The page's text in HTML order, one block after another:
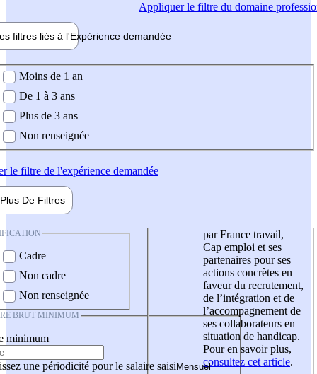
Appliquerle filtre du domaine
filtres liés à l'Expérience demandée
demandée
Moins de 1 an
De 1 à 3 ans
Plus de 3 ans
Non renseignée
le filtre de l'expérience demandée
Plus De Filtres
Cadre
Non cadre
Non renseignée
BRUT MINIMUM
minimum
une périodicité pour le salaire saisi
par France travail,
Cap emploi et ses
partenaires pour ses
actions concrètes en
faveur du recrutement,
de l’intégration et de
l’accompagnement de
ses collaborateurs en
situation de handicap.
Pour en savoir plus,
consultez cet article.